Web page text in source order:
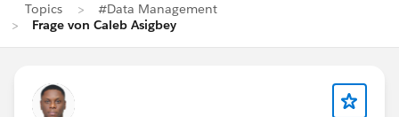
Topics
#Data Management
Frage von Caleb Asigbey